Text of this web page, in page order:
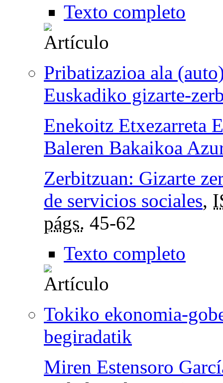
Texto completo
Pribatizazioa ala
Euskadiko gizarte-
Enekoitz Etxezarreta
Baleren Bakaikoa
Zerbitzuan: Gizarte
de servicios sociales,
págs. 45-62
Texto completo
Tokiko ekonomia-
begiradatik
Miren Estensoro